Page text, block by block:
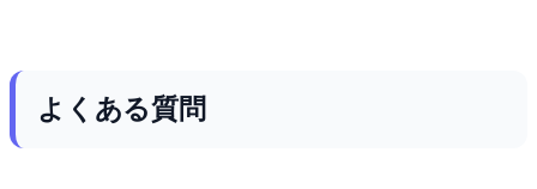
よくある質問